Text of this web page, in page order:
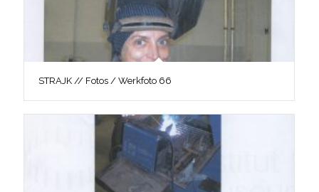
STRAJK // Fotos / Werkfoto 66